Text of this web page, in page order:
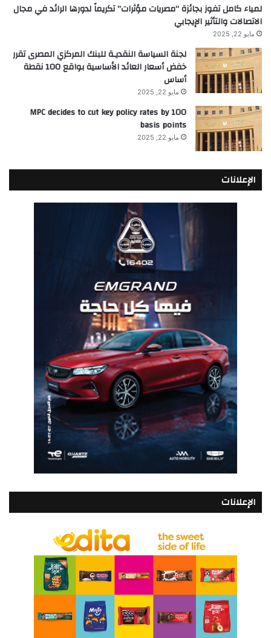
لمياء كامل تفوز بجائزة “مصريات مؤثرات” تكريماً لدورها الرائد في مجال
الاتصالات والتأثير الإيجابي
مايو 22, 2025
لجنة السياسة النقديـة للبنك المركزي المصرى تقرر
خفض أسعار العائد الأساسية بواقع 100 نقطة
أساس
مايو 22, 2025
MPC decides to cut key policy rates by 100
basis points
مايو 22, 2025
الإعلانات
الإعلانات